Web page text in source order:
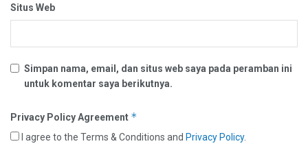
Situs Web
Simpan nama, email, dan situs web saya pada peramban ini
untuk komentar saya berikutnya.
Privacy Policy Agreement *
I agree to the Terms & Conditions and Privacy Policy.